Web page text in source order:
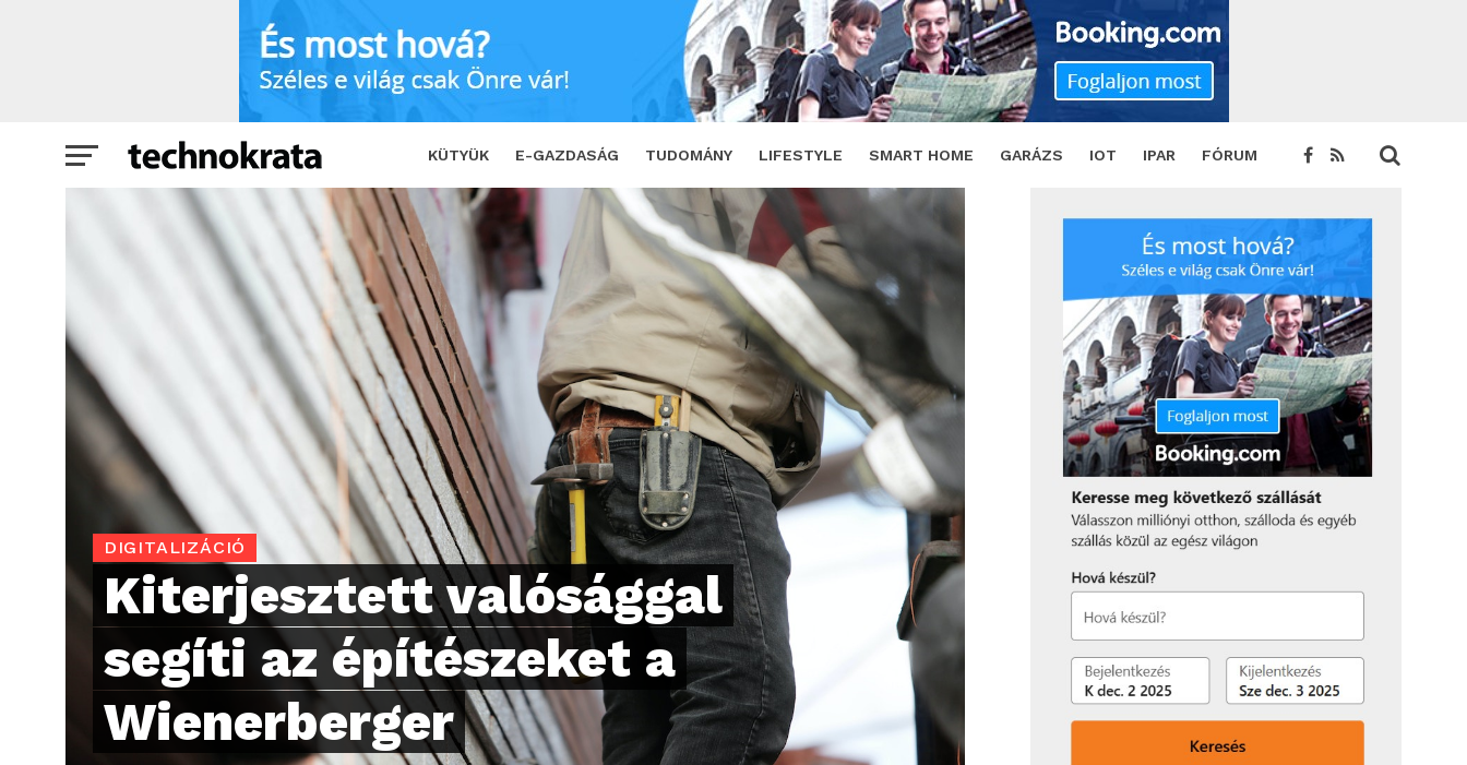
KÜTYÜK E-GAZDASÁG TUDOMÁNY LIFESTYLE SMART HOME GARÁZS IOT IPAR FÓRUM
Kiterjesztett valósággal segíti az építészeket a Wienerberger SHARE TWEET
DIGITALIZÁCIÓ
Kiterjesztett valósággal
segíti az építészeket a
Wienerberger